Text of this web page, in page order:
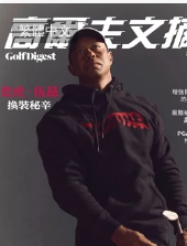
繁體中文